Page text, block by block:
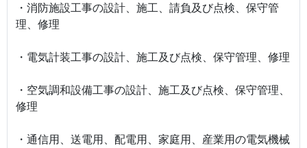
・消防施設工事の設計、施工、請負及び点検、保守管
理、修理
・電気計装工事の設計、施工及び点検、保守管理、修理
・空気調和設備工事の設計、施工及び点検、保守管理、
修理
・通信用、送電用、配電用、家庭用、産業用の電気機械